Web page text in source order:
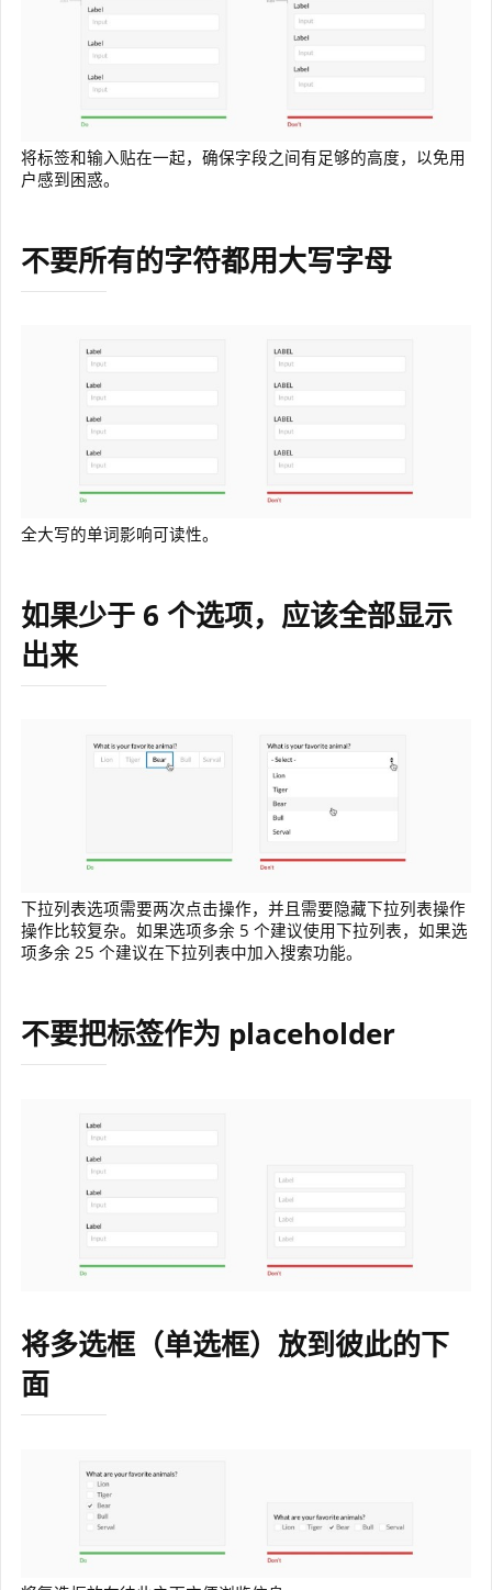
将标签和输入贴在一起，确保字段之间有足够的高度，以免用
户感到困惑。
不要所有的字符都用大写字母
全大写的单词影响可读性。
如果少于 6 个选项，应该全部显示
出来
下拉列表选项需要两次点击操作，并且需要隐藏下拉列表操作
操作比较复杂。如果选项多余 5 个建议使用下拉列表，如果选
项多余 25 个建议在下拉列表中加入搜索功能。
不要把标签作为 placeholder
将多选框（单选框）放到彼此的下
面